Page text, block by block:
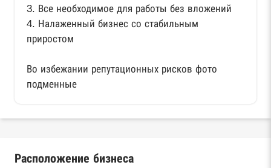
3. Все необходимое для работы без вложений
4. Налаженный бизнес со стабильным
приростом
Во избежании репутационных рисков фото
подменные
Расположение бизнеса